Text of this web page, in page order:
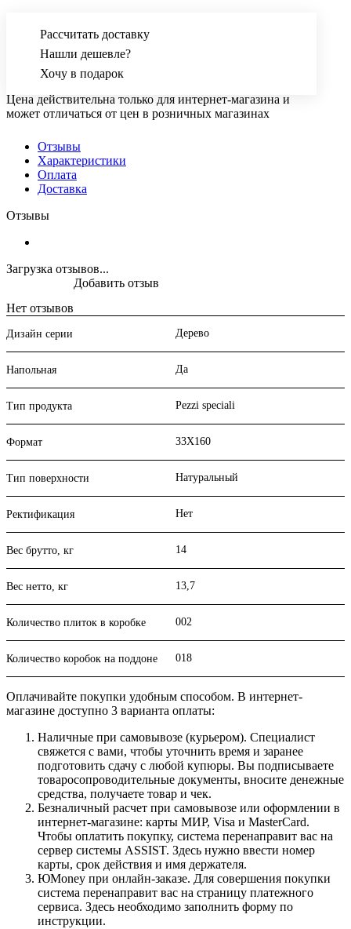
Рассчитать доставку
Нашли дешевле?
Хочу в подарок
Цена действительна только для интернет-магазина и
может отличаться от цен в розничных магазинах
Отзывы
Характеристики
Оплата
Доставка
Отзывы
Загрузка отзывов...
Нет отзывов
Добавить отзыв
Дизайн серии Дерево
Напольная Да
Тип продукта Pezzi speciali
Формат 33X160
Тип поверхности Натуральный
Ректификация Нет
Вес брутто, кг 14
Вес нетто, кг 13,7
Количество плиток в коробке 002
Количество коробок на поддоне 018
Оплачивайте покупки удобным способом. В интернет-
магазине доступно 3 варианта оплаты:
Наличные при самовывозе (курьером). Специалист
свяжется с вами, чтобы уточнить время и заранее
подготовить сдачу с любой купюры. Вы подписываете
товаросопроводительные документы, вносите денежные
средства, получаете товар и чек.
Безналичный расчет при самовывозе или оформлении в
интернет-магазине: карты МИР, Visa и MasterCard.
Чтобы оплатить покупку, система перенаправит вас на
сервер системы ASSIST. Здесь нужно ввести номер
карты, срок действия и имя держателя.
ЮMoney при онлайн-заказе. Для совершения покупки
система перенаправит вас на страницу платежного
сервиса. Здесь необходимо заполнить форму по
инструкции.